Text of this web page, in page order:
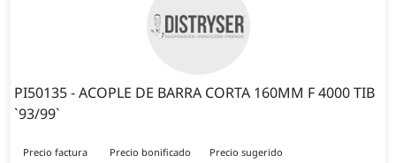
PI50135 - ACOPLE DE BARRA CORTA 160MM F 4000 TIB
`93/99`
Precio factura
Precio bonificado
Precio sugerido